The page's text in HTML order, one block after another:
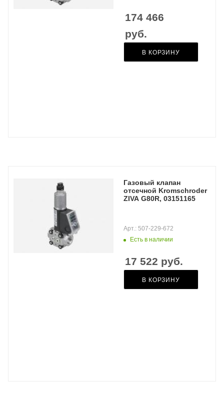
174 466
руб.
В КОРЗИНУ
Газовый клапан
отсечной Kromschroder
ZIVA G80R, 03151165
Есть в наличии
Арт.: 507-229-672
17 522 руб.
В КОРЗИНУ